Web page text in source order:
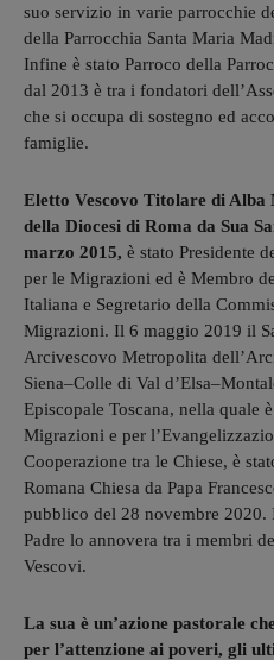
suo servizio in varie parrocchie
della Parrocchia Santa Maria
Infine è stato Parroco della
dal 2013 è tra i fondatori
che si occupa di sostegno ed
famiglie.
Eletto Vescovo Titolare di
della Diocesi di Roma da Sua
marzo 2015, è stato Presidente
per le Migrazioni ed è Membro
Italiana e Segretario della
Migrazioni. Il 6 maggio 2019 il
Arcivescovo Metropolita
Siena–Colle di Val
Episcopale Toscana, nella quale
Migrazioni e per
Cooperazione tra le Chiese, è
Romana Chiesa da Papa
pubblico del 28 novembre 2020.
Padre lo annovera tra i membri
Vescovi.
La sua è un’azione pastorale
per l’attenzione ai poveri, gli